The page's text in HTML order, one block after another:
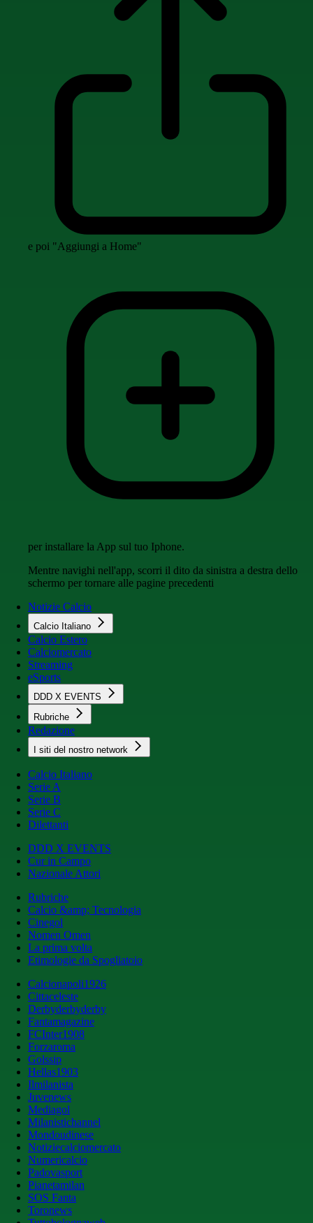
e poi "Aggiungi a Home"
per installare la App sul tuo Iphone.
Mentre navighi nell'app, scorri il dito da sinistra a destra dello
schermo per tornare alle pagine precedenti
Notizie Calcio
Calcio Italiano
Calcio Estero
Calciomercato
Streaming
eSports
DDD X EVENTS
Rubriche
Redazione
I siti del nostro network
Calcio Italiano
Serie A
Serie B
Serie C
Dilettanti
DDD X EVENTS
Cur in Campo
Nazionale Attori
Rubriche
Calcio &amp; Tecnologia
Cinegol
Nomen Omen
La prima volta
Etimologie da Spogliatoio
Calcionapoli1926
Cittaceleste
Derbyderbyderby
Fantamagazine
FCInter1908
Forzaroma
Golssip
Hellas1903
Ilmilanista
Juvenews
Mediagol
Milanistichannel
Mondoudinese
Notiziecalciomercato
Numericalcio
Padovasport
Pianetamilan
SOS Fanta
Toronews